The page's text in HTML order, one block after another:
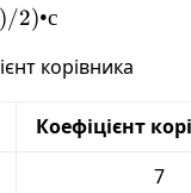
)/2)•с
корівника
Коефіцієнт
7